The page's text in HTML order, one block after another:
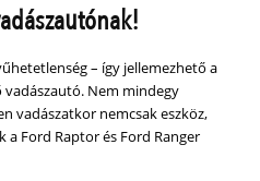
– így jellemezhető a
Nem mindegy
vadászatkor nemcsak eszköz,
a Ford Raptor és Ford Ranger